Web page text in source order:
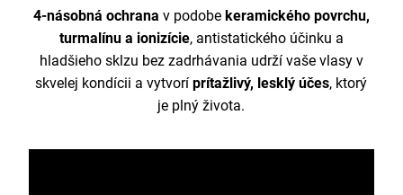
4-násobná ochrana v podobe keramického povrchu,
turmalínu a ionizície, antistatického účinku a
hladšieho sklzu bez zadrhávania udrží vaše vlasy v
skvelej kondícii a vytvoríprítažlivý, lesklý účes, ktorý
je plný života.